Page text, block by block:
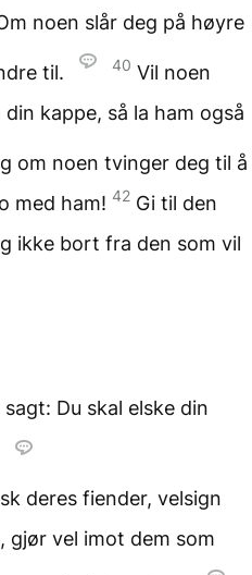
noen slår deg på høyre
til. 40 Vil noen
kappe, så la ham også
om noen tvinger deg til å
med ham! 42 Gi til den
ikke bort fra den som vil
Du skal elske din
deres fiender, velsign
gjør vel imot dem som